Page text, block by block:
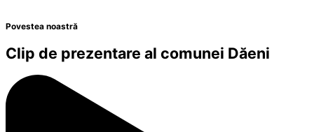
Povestea noastră
Clip de prezentare al comunei Dăeni